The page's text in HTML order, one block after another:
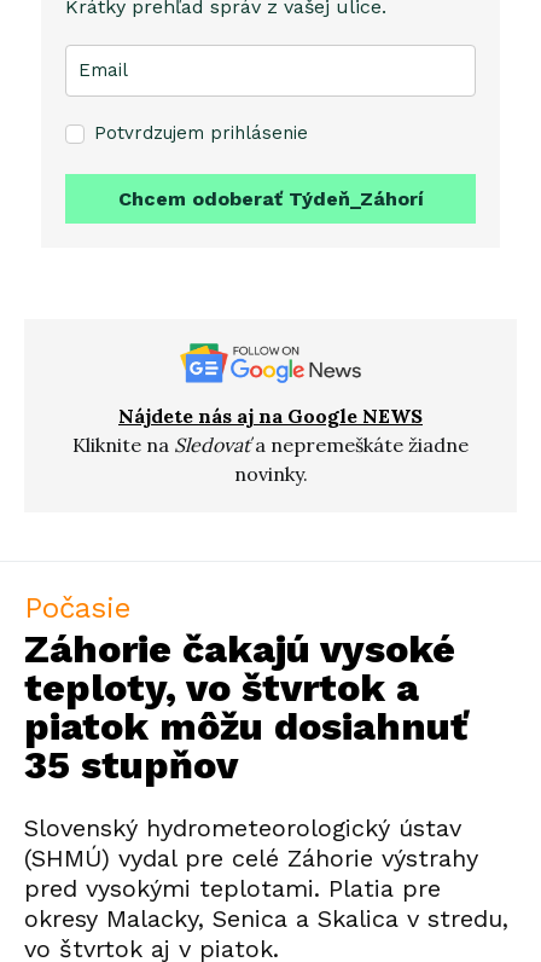
Krátky prehľad správ z vašej ulice.
Potvrdzujem prihlásenie
Chcem odoberať Týdeň_Záhorí
Nájdete nás aj na Google NEWS
Kliknite na Sledovaťa nepremeškáte žiadne
novinky.
Počasie
Záhorie čakajú vysoké
teploty, vo štvrtok a
piatok môžu dosiahnuť
35 stupňov
Slovenský hydrometeorologický ústav
(SHMÚ) vydal pre celé Záhorie výstrahy
pred vysokými teplotami. Platia pre
okresy Malacky, Senica a Skalica v stredu,
vo štvrtok aj v piatok.